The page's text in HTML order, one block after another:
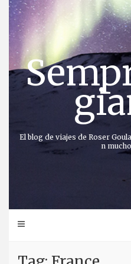
Saltar
contenido
El blog de viajes de Roser
n